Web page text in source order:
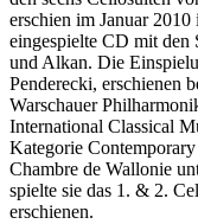
erschien im Januar
eingespielte CD mit
und Alkan. Die
Penderecki, erschienen
Warschauer
International Classical
Kategorie
Chambre de Wallonie
spielte sie das 1. & 2.
erschienen.